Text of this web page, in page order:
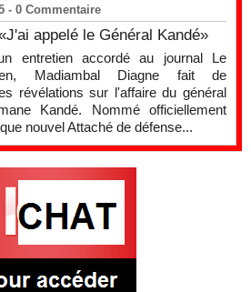
- 0 Commentaire
appelé le Général Kandé»
entretien accordé au journal Le
Madiambal Diagne fait de
révélations sur l'affaire du général
Kandé. Nommé officiellement
nouvel Attaché de défense...